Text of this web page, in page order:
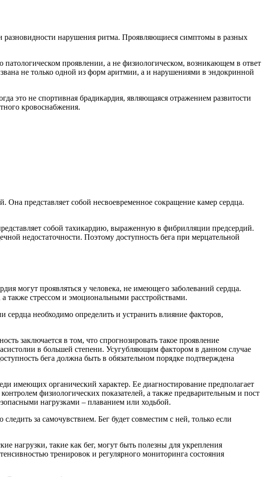
разновидности нарушения ритма. Проявляющиеся симптомы в разных
проявлении, а не физиологическом, возникающем в ответ
не только одной из форм аритмии, а и нарушениями в эндокринной
это не спортивная брадикардия, являющаяся отражением развитости
кровоснабжения.
представляет собой несвоевременное сокращение камер сердца.
собой тахикардию, выраженную в фибрилляции предсердий.
недостаточности. Поэтому доступность бега при мерцательной
могут проявляться у человека, не имеющего заболеваний сердца.
также стрессом и эмоциональными расстройствами.
сердца необходимо определить и устранить влияние факторов,
заключается в том, что спрогнозировать такое проявление
в большей степени. Усугубляющим фактором в данном случае
бега должна быть в обязательном порядке подтверждена
имеющих органический характер. Ее диагностирование предполагает
физиологических показателей, а также предварительным и пост
нагрузками – плаванием или ходьбой.
за самочувствием. Бег будет совместим с ней, только если
нагрузки, такие как бег, могут быть полезны для укрепления
тренировок и регулярного мониторинга состояния